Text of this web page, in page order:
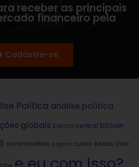
receber as principais
financeiro pela
Cadastre-se
Política análise política
globais banco central bitcoin
commodities copom curtas e boas Dow